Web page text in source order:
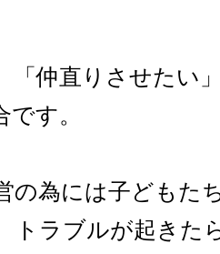
「仲直りさせたい
す。
の為には子どもた
トラブルが起きた